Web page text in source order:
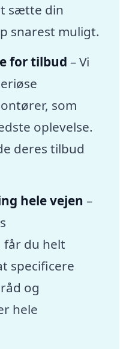
sætte din
snarest muligt.
for tilbud – Vi
som
oplevelse.
deres tilbud
hele vejen –
du helt
specificere
og
hele